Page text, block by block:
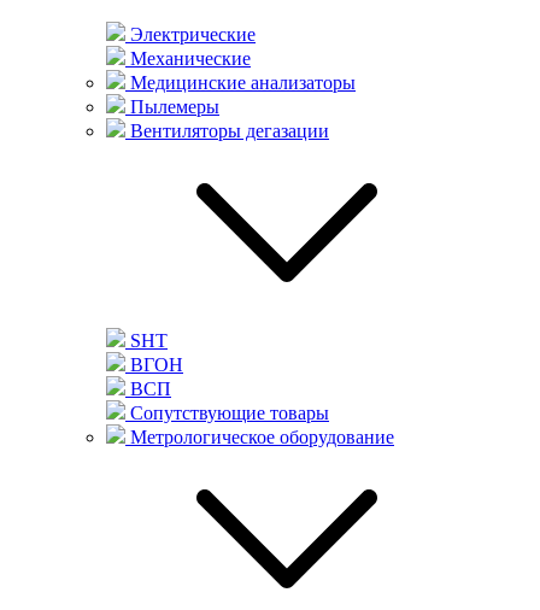
Электрические
Механические
Медицинские анализаторы
Пылемеры
Вентиляторы дегазации
SHT
ВГОН
ВСП
Сопутствующие товары
Метрологическое оборудование